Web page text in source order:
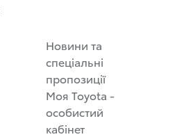
Новини та
спеціальні
пропозиції
Моя Toyota -
особистий
кабінет